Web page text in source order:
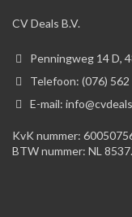
CV Deals B.V.
Penningweg 14 D,
Telefoon: (076) 562
E-mail:
KvK nummer:
BTW nummer: NL